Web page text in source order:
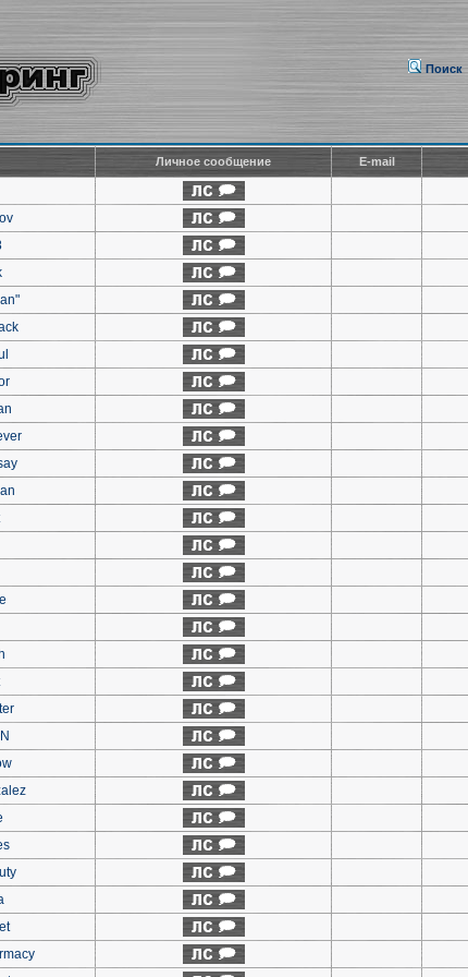
Поиск
Личное сообщение E-mail